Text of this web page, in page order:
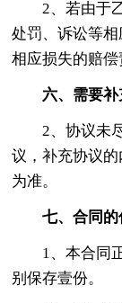
2、若由于
处罚、诉讼等
相应损失的赔偿
六、需要补
2、协议未
议，补充协议
为准。
七、合同的
1、本合同
别保存壹份。